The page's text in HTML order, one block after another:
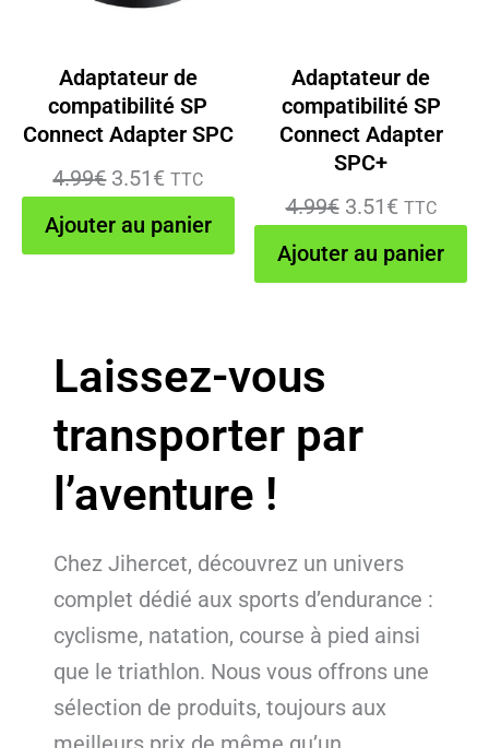
Adaptateur de
compatibilité SP
Connect Adapter SPC
4.99€ Le
initial
3.51 € Le
prix
actuel
TTC
Ajouter au panier
Adaptateur de
compatibilité SP
Connect Adapter
SPC+
4.99€ Le
initial
3.51 €Le
prix
actuel
TTC
Ajouter au panier
Laissez-vous
transporter par
l’aventure !
Chez Jihercet, découvrez un univers
complet dédié aux sports d’endurance :
cyclisme, natation, course à pied ainsi
que le triathlon. Nous vous offrons une
sélection de produits, toujours aux